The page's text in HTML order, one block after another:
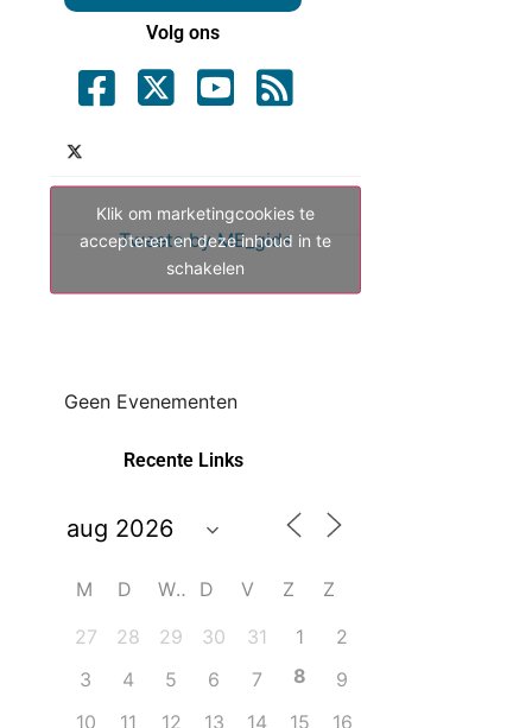
Volg ons
Tweets by ME_gids
Klik om marketingcookies te
accepteren en deze inhoud in te
schakelen
Geen Evenementen
Recente Links
M D W D V Z
Z
27
28 29 30 31 1
2
3
4 5 6 7 8
9
10
11 12 13 14 15
16